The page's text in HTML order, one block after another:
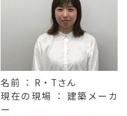
名前 ： R・Tさん
現在の現場 ： 建築メーカ
ー